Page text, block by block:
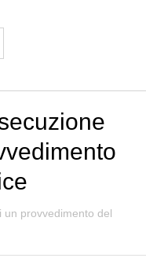
un provvedimento del